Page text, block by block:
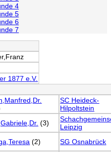
4
5
6
7
1877 e.V.
SC Heideck-
Hilpoltstein
(3)
Leipzig
(2)
SG Osnabrück